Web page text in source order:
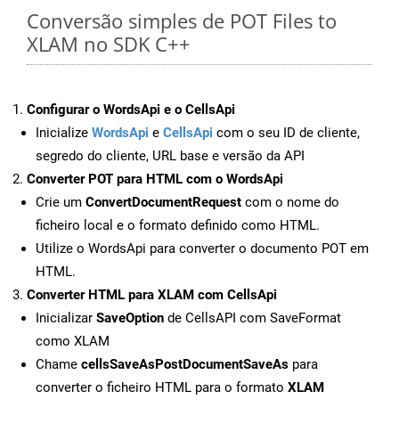
Conversão simples de POT Files to
XLAM no SDK C++
Configurar o WordsApi e o CellsApi
Inicialize WordsApi e CellsApi com o seu ID de cliente,
segredo do cliente, URL base e versão da API
Converter POT para HTML com o WordsApi
Crie um ConvertDocumentRequest com o nome do
ficheiro local e o formato definido como HTML.
Utilize o WordsApi para converter o documento POT em
HTML.
Converter HTML para XLAM com CellsApi
Inicializar SaveOption de CellsAPI com SaveFormat
como XLAM
Chame cellsSaveAsPostDocumentSaveAs para
converter o ficheiro HTML para o formato XLAM